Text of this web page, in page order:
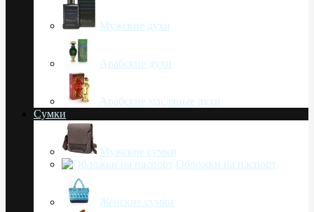
Мужские духи
Арабские духи
Арабские масляные духи
Сумки
Мужские сумки
Обложки на паспорт
Женские сумки